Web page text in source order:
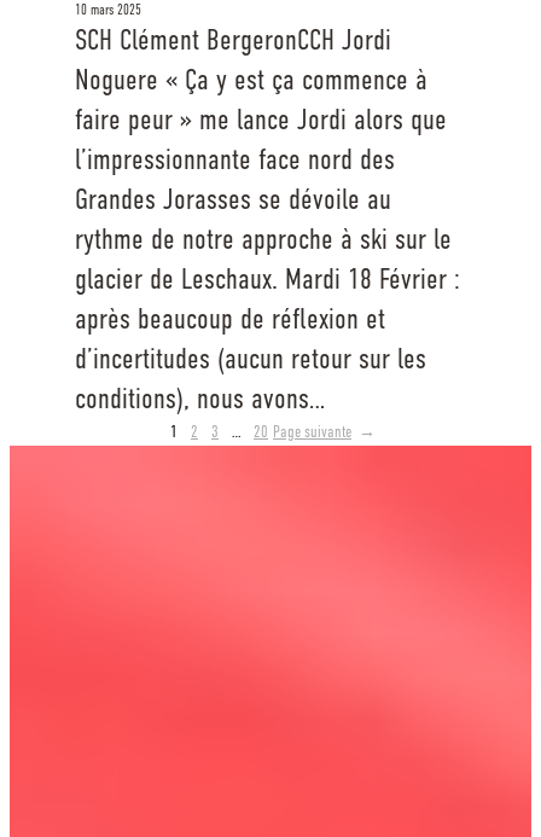
10 mars 2025
SCH Clément BergeronCCH Jordi
Noguere « Ça y est ça commence à
faire peur » me lance Jordi alors que
l’impressionnante face nord des
Grandes Jorasses se dévoile au
rythme de notre approche à ski sur le
glacier de Leschaux. Mardi 18 Février :
après beaucoup de réflexion et
d’incertitudes (aucun retour sur les
conditions), nous avons…
1 2 3 … 20 Page suivante →